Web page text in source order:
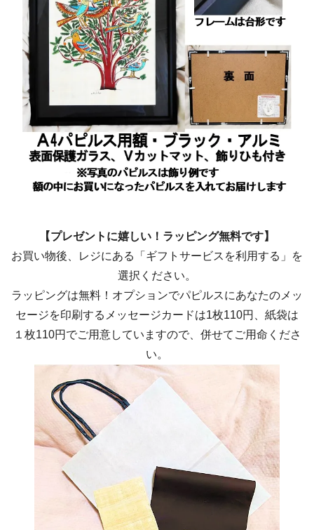
【プレゼントに嬉しい！ラッピング無料です】
お買い物後、レジにある「ギフトサービスを利用する」を
選択ください。
ラッピングは無料！オプションでパピルスにあなたのメッ
セージを印刷するメッセージカードは1枚110円、紙袋は
１枚110円でご用意していますので、併せてご用命くださ
い。